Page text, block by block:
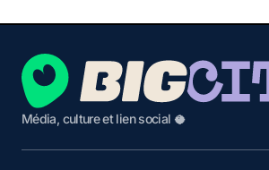
Média, culture et lien social 🥥